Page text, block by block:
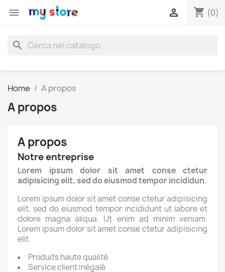
 shopping_cart (0)

search
Home A propos
A propos
A propos
Notre entreprise
Lorem ipsum dolor sit amet conse ctetur
adipisicing elit, sed do eiusmod tempor incididun.
Lorem ipsum dolor sit amet conse ctetur adipisicing
elit, sed do eiusmod tempor incididunt ut labore et
dolore magna aliqua. Ut enim ad minim veniam.
Lorem ipsum dolor sit amet conse ctetur adipisicing
elit.
Produits haute qualité
Service client inégalé